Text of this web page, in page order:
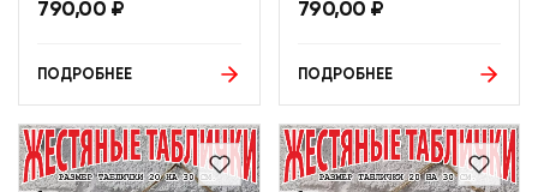
790,00 ₽
ПОДРОБНЕЕ
790,00 ₽
ПОДРОБНЕЕ